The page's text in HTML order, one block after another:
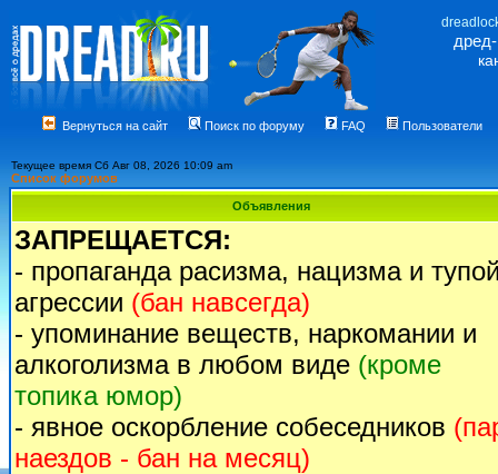
Вернуться на сайт Поиск по форуму FAQ Пользователи
Текущее время Сб Авг 08, 2026 10:09 am
Список форумов
Объявления
ЗАПРЕЩАЕТСЯ:
- пропаганда расизма, нацизма и
агрессии (бан навсегда)
- упоминание веществ, наркомании и
алкоголизма в любом виде (кроме
топика юмор)
- явное оскорбление собеседников
наездов - бан на месяц)